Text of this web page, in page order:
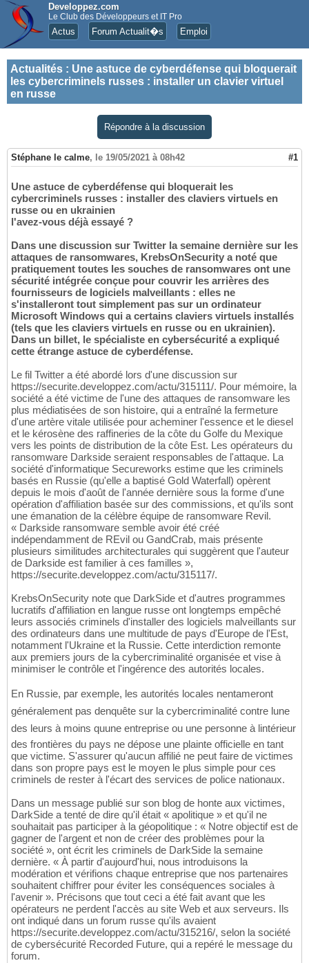
Developpez.com
Le Club des Développeurs et IT Pro
Actus Forum Actualit�s Emploi
Actualités : Une astuce de cyberdéfense qui bloquerait
les cybercriminels russes : installer un clavier virtuel
en russe
Répondre à la discussion
Stéphane le calme, le 19/05/2021 à 08h42 #1
Une astuce de cyberdéfense qui bloquerait les
cybercriminels russes : installer des claviers virtuels en
russe ou en ukrainien
l'avez-vous déjà essayé ?
Dans une discussion sur Twitter la semaine dernière sur les
attaques de ransomwares, KrebsOnSecurity a noté que
pratiquement toutes les souches de ransomwares ont une
sécurité intégrée conçue pour couvrir les arrières des
fournisseurs de logiciels malveillants : elles ne
s'installeront tout simplement pas sur un ordinateur
Microsoft Windows qui a certains claviers virtuels installés
(tels que les claviers virtuels en russe ou en ukrainien).
Dans un billet, le spécialiste en cybersécurité a expliqué
cette étrange astuce de cyberdéfense.
Le fil Twitter a été abordé lors d'une discussion sur
https://securite.developpez.com/actu/315111/. Pour mémoire, la
société a été victime de l'une des attaques de ransomware les
plus médiatisées de son histoire, qui a entraîné la fermeture
d'une artère vitale utilisée pour acheminer l'essence et le diesel
et le kérosène des raffineries de la côte du Golfe du Mexique
vers les points de distribution de la côte Est. Les opérateurs du
ransomware Darkside seraient responsables de l'attaque. La
société d'informatique Secureworks estime que les criminels
basés en Russie (qu'elle a baptisé Gold Waterfall) opèrent
depuis le mois d'août de l'année dernière sous la forme d'une
opération d'affiliation basée sur des commissions, et qu'ils sont
une émanation de la célèbre équipe de ransomware Revil.
« Darkside ransomware semble avoir été créé
indépendamment de REvil ou GandCrab, mais présente
plusieurs similitudes architecturales qui suggèrent que l'auteur
de Darkside est familier à ces familles »,
https://securite.developpez.com/actu/315117/.
KrebsOnSecurity note que DarkSide et d'autres programmes
lucratifs d'affiliation en langue russe ont longtemps empêché
leurs associés criminels d'installer des logiciels malveillants sur
des ordinateurs dans une multitude de pays d'Europe de l'Est,
notamment l'Ukraine et la Russie. Cette interdiction remonte
aux premiers jours de la cybercriminalité organisée et vise à
minimiser le contrôle et l'ingérence des autorités locales.
En Russie, par exemple, les autorités locales nentameront
généralement pas denquête sur la cybercriminalité contre lune
des leurs à moins quune entreprise ou une personne à lintérieur
des frontières du pays ne dépose une plainte officielle en tant
que victime. S'assurer qu'aucun affilié ne peut faire de victimes
dans son propre pays est le moyen le plus simple pour ces
criminels de rester à l'écart des services de police nationaux.
Dans un message publié sur son blog de honte aux victimes,
DarkSide a tenté de dire qu'il était « apolitique » et qu'il ne
souhaitait pas participer à la géopolitique : « Notre objectif est de
gagner de l'argent et non de créer des problèmes pour la
société », ont écrit les criminels de DarkSide la semaine
dernière. « À partir d'aujourd'hui, nous introduisons la
modération et vérifions chaque entreprise que nos partenaires
souhaitent chiffrer pour éviter les conséquences sociales à
l'avenir ». Précisons que tout ceci a été fait avant que les
opérateurs ne perdent l'accès au site Web et aux serveurs. Ils
ont indiqué dans un forum russe qu'ils avaient
https://securite.developpez.com/actu/315216/, selon la société
de cybersécurité Recorded Future, qui a repéré le message du
forum.